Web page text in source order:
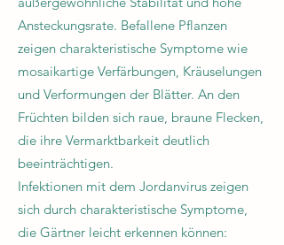
Ansteckungsrate. Befallene Pflanzen
zeigen charakteristische Symptome wie
mosaikartige Verfärbungen, Kräuselungen
und Verformungen der Blätter. An den
Früchten bilden sich raue, braune Flecken,
die ihre Vermarktbarkeit deutlich
beeinträchtigen.
Infektionen mit dem Jordanvirus zeigen
sich durch charakteristische Symptome,
die Gärtner leicht erkennen können: